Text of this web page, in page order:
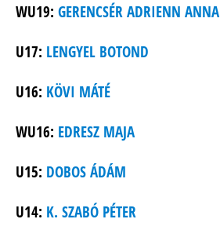
WU19: GERENCSÉR ADRIENN ANNA
U17: LENGYEL BOTOND
U16: KÖVI MÁTÉ
WU16: EDRESZ MAJA
U15: DOBOS ÁDÁM
U14: K. SZABÓ PÉTER